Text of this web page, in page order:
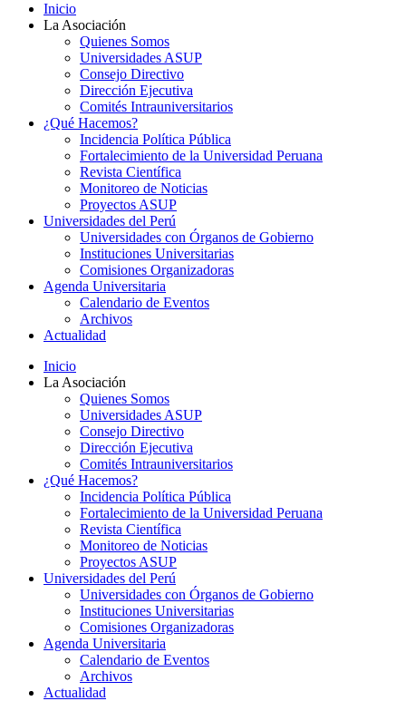
Inicio
La Asociación
Quienes Somos
Universidades ASUP
Consejo Directivo
Dirección Ejecutiva
Comités Intrauniversitarios
¿Qué Hacemos?
Incidencia Política Pública
Fortalecimiento de la Universidad Peruana
Revista Científica
Monitoreo de Noticias
Proyectos ASUP
Universidades del Perú
Universidades con Órganos de Gobierno
Instituciones Universitarias
Comisiones Organizadoras
Agenda Universitaria
Calendario de Eventos
Archivos
Actualidad
Inicio
La Asociación
Quienes Somos
Universidades ASUP
Consejo Directivo
Dirección Ejecutiva
Comités Intrauniversitarios
¿Qué Hacemos?
Incidencia Política Pública
Fortalecimiento de la Universidad Peruana
Revista Científica
Monitoreo de Noticias
Proyectos ASUP
Universidades del Perú
Universidades con Órganos de Gobierno
Instituciones Universitarias
Comisiones Organizadoras
Agenda Universitaria
Calendario de Eventos
Archivos
Actualidad